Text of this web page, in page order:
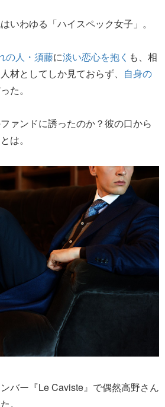
いわゆる「ハイスペック女子」。
の人・須藤に淡い恋心を抱く も、相
材としてしか見ておらず、 自身の
た。
ァンドに誘ったのか？彼の口から
は。
バー『Le Caviste』で偶然高野さん
。